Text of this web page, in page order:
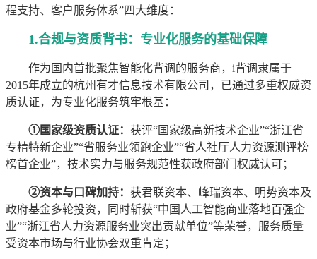
程支持、客户服务体系”四大维度：
1.合规与资质背书：专业化服务的基础保障
作为国内首批聚焦智能化背调的服务商，i背调隶属于
2015年成立的杭州有才信息技术有限公司，已通过多重权威资
质认证，为专业化服务筑牢根基：
①国家级资质认证： 获评“国家级高新技术企业”“浙江省
专精特新企业”“省服务业领跑企业”“省人社厅人力资源测评榜
榜首企业”，技术实力与服务规范性获政府部门权威认可；
②资本与口碑加持： 获君联资本、峰瑞资本、明势资本及
政府基金多轮投资，同时斩获“中国人工智能商业落地百强企
业”“浙江省人力资源服务业突出贡献单位”等荣誉，服务质量
受资本市场与行业协会双重肯定；